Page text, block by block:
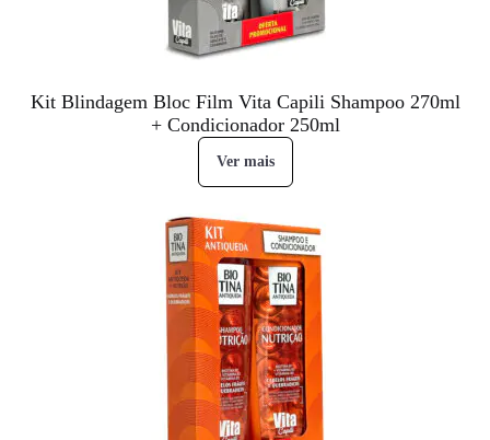
Kit Blindagem Bloc Film Vita Capili Shampoo 270ml
+ Condicionador 250ml
Ver mais